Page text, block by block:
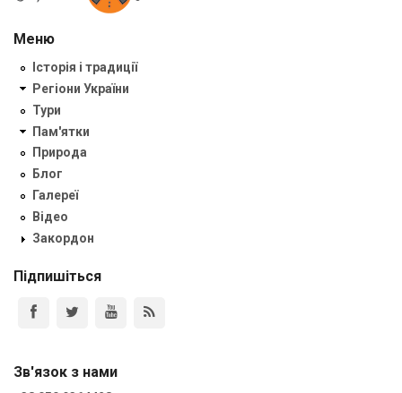
Меню
Історія і традиції
Регіони України
Тури
Пам'ятки
Природа
Блог
Галереї
Відео
Закордон
Підпишіться
Зв'язок з нами